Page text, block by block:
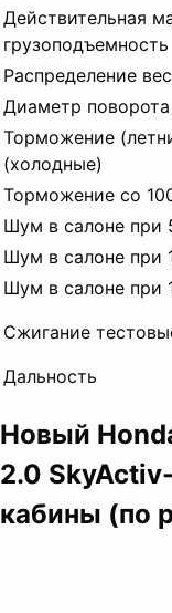
Действительная
грузоподъемность
Распределение
Диаметр
Торможение
(холодные)
Торможение со
Шум в салоне при
Шум в салоне при
Шум в салоне при
Сжигание
Дальность
Новый
2.0
кабины (по